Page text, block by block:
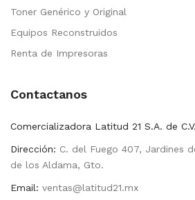
Toner Genérico y Original
Equipos Reconstruidos
Renta de Impresoras
Contactanos
Comercializadora Latitud 21 S.A. de C.V.
Dirección: C. del Fuego 407, Jardines
de los Aldama, Gto.
Email: ventas@latitud21.mx